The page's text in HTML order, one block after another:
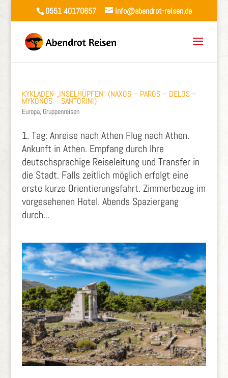
0551 40170657 info@abendrot-reisen.de
KYKLADEN-„INSELHÜPFEN“ (NAXOS – PAROS – DELOS –
MYKONOS – SANTORINI)
Europa, Gruppenreisen
1. Tag: Anreise nach Athen Flug nach Athen.
Ankunft in Athen. Empfang durch Ihre
deutschsprachige Reiseleitung und Transfer in
die Stadt. Falls zeitlich möglich erfolgt eine
erste kurze Orientierungsfahrt. Zimmerbezug im
vorgesehenen Hotel. Abends Spaziergang
durch...